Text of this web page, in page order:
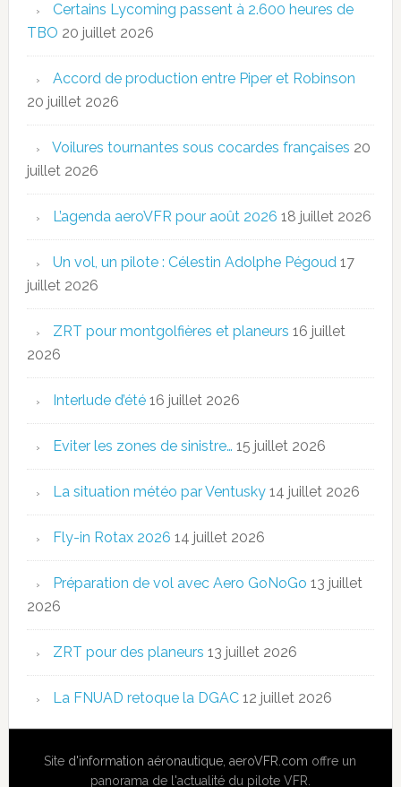
Certains Lycoming passent à 2.600 heures de
TBO 20 juillet 2026
Accord de production entre Piper et Robinson
20 juillet 2026
Voilures tournantes sous cocardes françaises 20
juillet 2026
L’agenda aeroVFR pour août 2026 18 juillet 2026
Un vol, un pilote : Célestin Adolphe Pégoud 17
juillet 2026
ZRT pour montgolfières et planeurs 16 juillet
2026
Interlude d’été 16 juillet 2026
Eviter les zones de sinistre… 15 juillet 2026
La situation météo par Ventusky 14 juillet 2026
Fly-in Rotax 2026 14 juillet 2026
Préparation de vol avec Aero GoNoGo 13 juillet
2026
ZRT pour des planeurs 13 juillet 2026
La FNUAD retoque la DGAC 12 juillet 2026
Site d'information aéronautique,aeroVFR.com offre un
panorama de l'actualité du pilote VFR.